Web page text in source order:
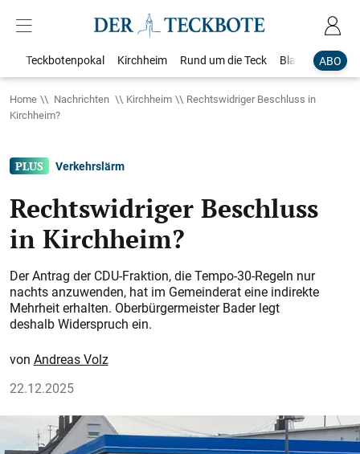
ABO
Teckbotenpokal Kirchheim Rund um die Teck Blaulicht
Home Nachrichten Kirchheim
Rechtswidriger Beschluss in
Kirchheim?
Verkehrslärm
Rechtswidriger Beschluss
in Kirchheim?
Der Antrag der CDU-Fraktion, die Tempo-30-Regeln nur
nachts anzuwenden, hat im Gemeinderat eine indirekte
Mehrheit erhalten. Oberbürgermeister Bader legt
deshalb Widerspruch ein.
Andreas Volz
22.12.2025